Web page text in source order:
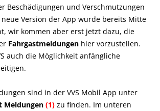
Beschädigungen und Verschmutzungen
Version der App wurde bereits Mitte
wir kommen aber erst jetzt dazu, die
Fahrgastmeldungen hier vorzustellen.
auch die Möglichkeit anfängliche
sind in der VVS Mobil App unter
Meldungen (1) zu finden. Im unteren